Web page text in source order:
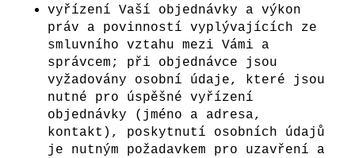
vyřízení Vaší objednávky a výkon
práv a povinností vyplývajících ze
smluvního vztahu mezi Vámi a
správcem; při objednávce jsou
vyžadovány osobní údaje, které jsou
nutné pro úspěšné vyřízení
objednávky (jméno a adresa,
kontakt), poskytnutí osobních údajů
je nutným požadavkem pro uzavření a